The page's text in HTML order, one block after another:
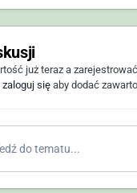
już teraz a
zaloguj się aby dodać
do tematu...